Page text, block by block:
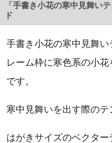
「手書き小花の寒中見舞い
ド
手書き小花の寒中見舞
レーム枠に寒色系の小
です。
寒中見舞いを出す際のテ
はがきサイズのベクタ